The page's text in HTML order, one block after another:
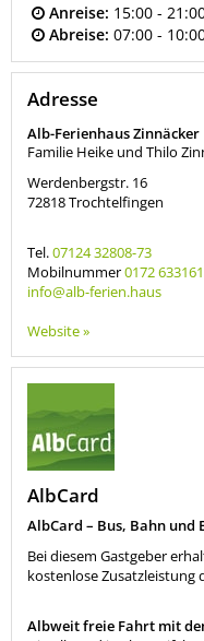
Anreise: 15:00 -
Abreise: 07:00 -
Adresse
Alb-Ferienhaus Zinnäcker
Familie Heike und Thilo
Werdenbergstr. 16
72818Trochtelfingen
Tel.07124 32808-73
Mobilnummer0172
info@alb-ferien.haus
Website »
AlbCard
AlbCard – Bus, Bahn und
Bei diesem Gastgeber
kostenlose Zusatzleistung
Albweit freie Fahrt mit